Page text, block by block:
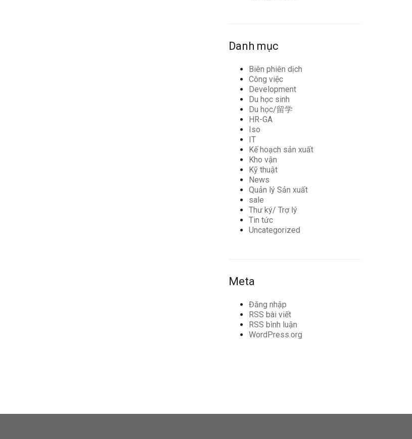
Danh mục
Biên phiên dịch
Công việc
Development
Du học sinh
Du học/留学
HR-GA
Iso
IT
Kế hoạch sản xuất
Kho vận
Kỹ thuật
News
Quản lý Sản xuất
sale
Thư ký/ Trợ lý
Tin tức
Uncategorized
Meta
Đăng nhập
RSS bài viết
RSS bình luận
WordPress.org